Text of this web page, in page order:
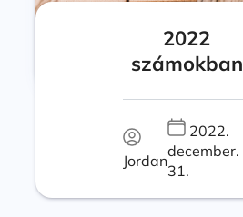
2022
számokban
Jordan
2022.
december.
31.